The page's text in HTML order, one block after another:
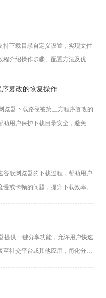
持下载目录自定义设置，实现文件
程介绍操作步骤、配置方法及优化
序篡改的恢复操作
览器下载路径被第三方程序篡改的
助用户保护下载目录安全，避免文
谷歌浏览器的下载过程，帮助用户
慢或卡顿的问题，提升下载效率。
提供一键分享功能，允许用户快速
至社交平台或其他应用，简化分享